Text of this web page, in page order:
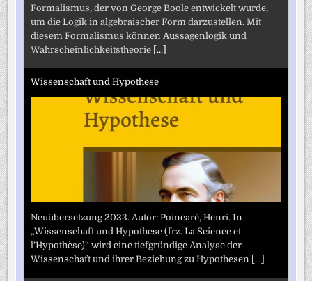
Formalismus, der von George Boole entwickelt wurde,
um die Logik in algebraischer Form darzustellen. Mit
diesem Formalismus können Aussagenlogik und
Wahrscheinlichkeitstheorie [...]
Wissenschaft und Hypothese
Neuübersetzung 2023. Autor: Poincaré, Henri. In
„Wissenschaft und Hypothese (frz. La Science et
l’Hypothèse)“ wird eine tiefgründige Analyse der
Wissenschaft und ihrer Beziehung zu Hypothesen [...]